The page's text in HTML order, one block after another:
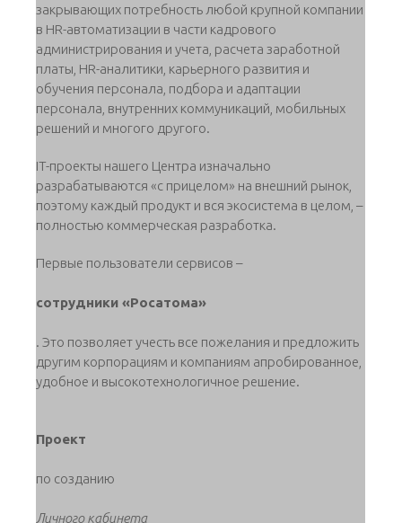
закрывающих потребность любой крупной компании
в HR-автоматизации в части кадрового
администрирования и учета, расчета заработной
платы, HR-аналитики, карьерного развития и
обучения персонала, подбора и адаптации
персонала, внутренних коммуникаций, мобильных
решений и многого другого.
IT-проекты нашего Центра изначально
разрабатываются «с прицелом» на внешний рынок,
поэтому каждый продукт и вся экосистема в целом, –
полностью коммерческая разработка.
Первые пользователи сервисов –
сотрудники «Росатома»
. Это позволяет учесть все пожелания и предложить
другим корпорациям и компаниям апробированное,
удобное и высокотехнологичное решение.
Проект
по созданию
Личного кабинета